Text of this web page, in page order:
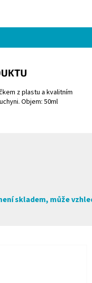
z plastu a kvalitním
Objem: 50ml
skladem, může
hvězdiček.